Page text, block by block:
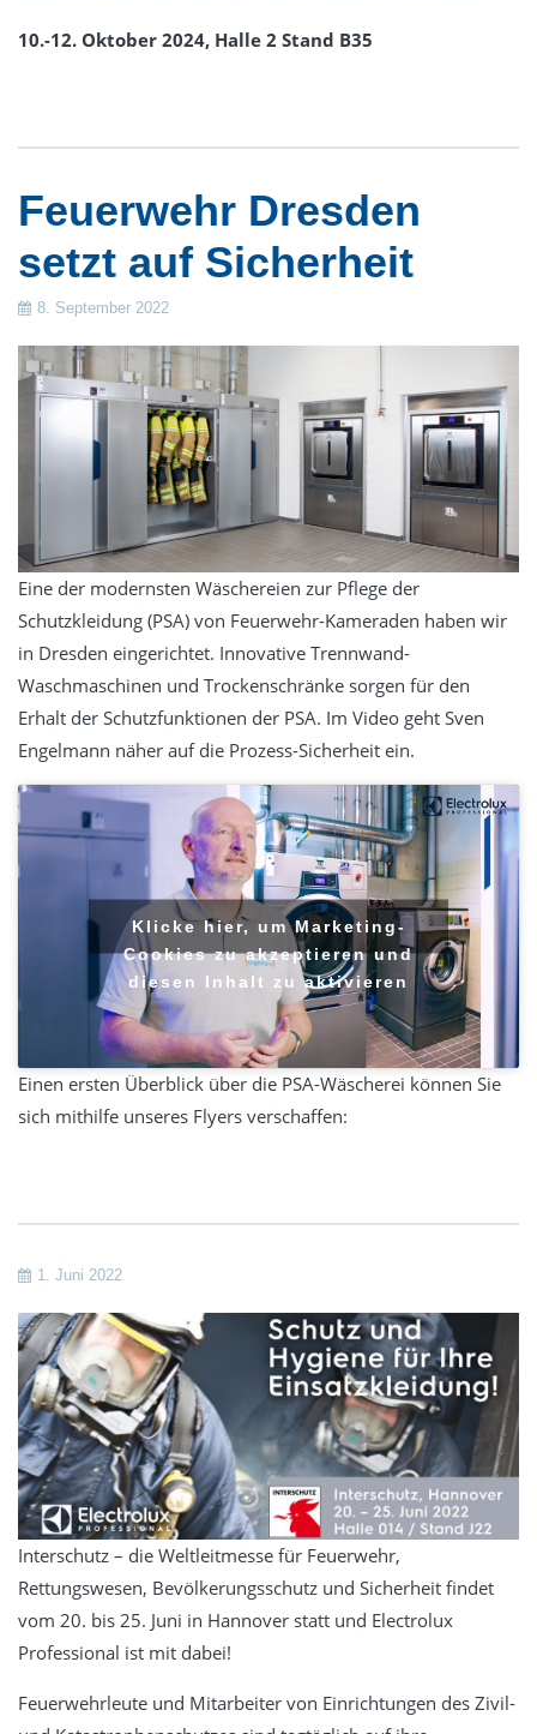
10.-12. Oktober 2024, Halle 2 Stand B35
Feuerwehr Dresden
setzt auf Sicherheit
8. September 2022
Eine der modernsten Wäschereien zur Pflege der
Schutzkleidung (PSA) von Feuerwehr-Kameraden haben wir
in Dresden eingerichtet. Innovative Trennwand-
Waschmaschinen und Trockenschränke sorgen für den
Erhalt der Schutzfunktionen der PSA. Im Video geht Sven
Engelmann näher auf die Prozess-Sicherheit ein.
Klicke hier, um Marketing-
Cookies zu akzeptieren und
diesen Inhalt zu aktivieren
Einen ersten Überblick über die PSA-Wäscherei können Sie
sich mithilfe unseres Flyers verschaffen:
1. Juni 2022
Interschutz – die Weltleitmesse für Feuerwehr,
Rettungswesen, Bevölkerungsschutz und Sicherheit findet
vom 20. bis 25. Juni in Hannover statt und Electrolux
Professional ist mit dabei!
Feuerwehrleute und Mitarbeiter von Einrichtungen des Zivil-